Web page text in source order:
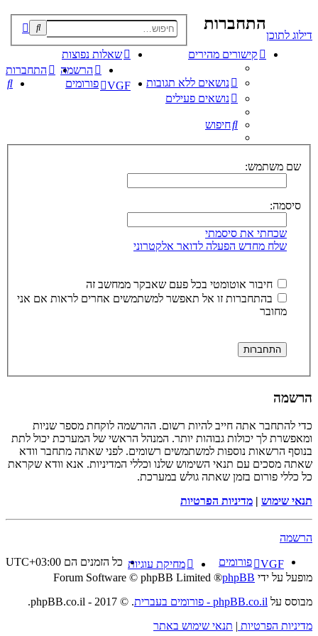
דילוג לתוכן
קישורים מהירים
נושאים ללא תגובות
נושאים פעילים
חיפוש
שאלות נפוצות
התחברות
הרשמה
VGF
פורומים
התחברות
שם משתמש:
סיסמה:
שכחתי את סיסמתי
שלח מחדש הפעלה לדואר אלקטרוני
חיבור אוטומטי בכל פעם שאבקר ממחשב זה
בהתחברות זו אל תאפשר למשתמשים אחרים לראות אם אני
מחובר
הרשמה
כדי להתחבר אתה חייב להיות רשום. ההרשמה לוקחת מספר שניות
ומאפשרת לך יכולות גבוהות יותר. המנהל הראשי של המערכת יכול לתת
בנוסף הרשאות נוספות למשתמשים רשומים. לפני שאתה מתחבר וודא
שאתה מסכים עם תנאי השימוש שלנו וכללי המדיניות. אנא וודא שקראת
כל כללי פורום בזמן שאתה גולש במערכת.
תנאי שימוש | מדיניות הפרטיות
הרשמה
VGF פורומים כל הזמנים הם UTC+03:00
מחיקת עוגיות
מופעל על ידי phpBB
® Forum Software © phpBB Limited
מבוסס על phpBB.co.il - פורומים בעברית
. © 2017 - phpBB.co.il.
מדיניות הפרטיות | תנאי שימוש באתר